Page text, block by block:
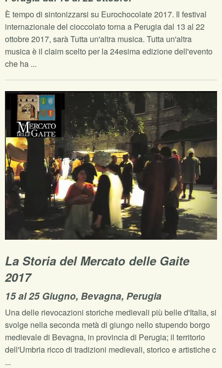
È tempo di sintonizzarsi su Eurochocolate 2017. Il festival
internazionale del cioccolato torna a Perugia dal 13 al 22
ottobre 2017, sarà Tutta un'altra musica. Tutta un'altra
musica è il claim scelto per la 24esima edizione dell'evento
che ha ...
La Storia del Mercato delle Gaite
2017
15 al 25 Giugno, Bevagna, Perugia
Una delle rievocazioni storiche medievali più belle d'Italia, si
svolge nella seconda metà di giungo nello stupendo borgo
medievale di Bevagna, in provincia di Perugia; il territorio
dell'Umbria ricco di tradizioni medievali, storico e artistiche c
...